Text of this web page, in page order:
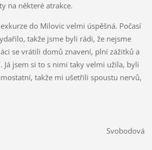
na některé atrakce.
do Milovic velmi úspěšná. Počasí
takže jsme byli rádi, že nejsme
se vrátili domů znavení, plní zážitků a
Já jsem si to s nimi taky velmi užila, byli
takže mi ušetřili spoustu nervů,
Svobodová